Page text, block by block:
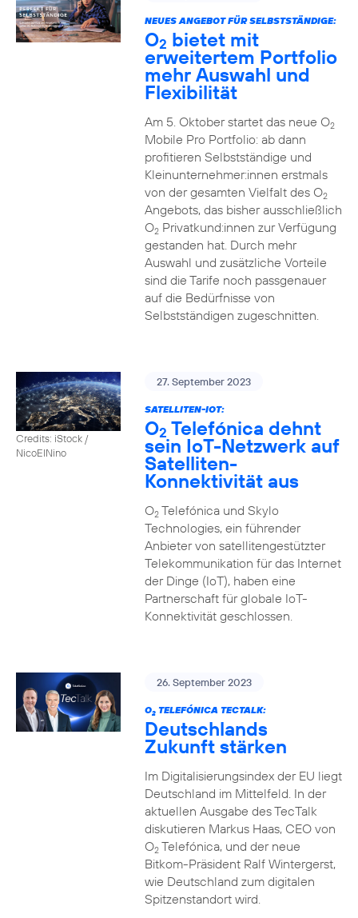
NEUES ANGEBOT FÜR SELBSTSTÄNDIGE:
O2 bietet mit
erweitertem Portfolio
mehr Auswahl und
Flexibilität
Am 5. Oktober startet das neue O2
Mobile Pro Portfolio: ab dann
profitieren Selbstständige und
Kleinunternehmer:innen erstmals
von der gesamten Vielfalt des O2
Angebots, das bisher ausschließlich
O2Privatkund:innen zur Verfügung
gestanden hat. Durch mehr
Auswahl und zusätzliche Vorteile
sind die Tarife noch passgenauer
auf die Bedürfnisse von
Selbstständigen zugeschnitten.
Credits: iStock /
NicoElNino
27. September 2023
SATELLITEN-IOT:
O2 Telefónica dehnt
sein IoT-Netzwerk auf
Satelliten-
Konnektivität aus
O2Telefónica und Skylo
Technologies, ein führender
Anbieter von satellitengestützter
Telekommunikation für das Internet
der Dinge (IoT), haben eine
Partnerschaft für globale IoT-
Konnektivität geschlossen.
26. September 2023
O2TELEFÓNICA TECTALK:
Deutschlands
Zukunft stärken
Im Digitalisierungsindex der EU liegt
Deutschland im Mittelfeld. In der
aktuellen Ausgabe des TecTalk
diskutieren Markus Haas, CEO von
O2Telefónica, und der neue
Bitkom-Präsident Ralf Wintergerst,
wie Deutschland zum digitalen
Spitzenstandort wird.